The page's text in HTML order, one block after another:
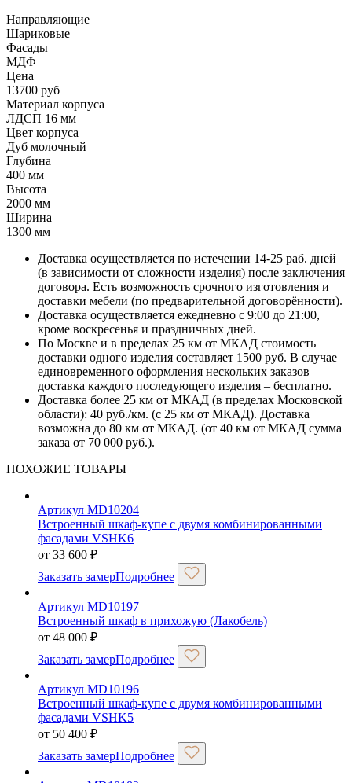
Направляющие
Шариковые
Фасады
МДФ
Цена
13700 руб
Материал корпуса
ЛДСП 16 мм
Цвет корпуса
Дуб молочный
Глубина
400 мм
Высота
2000 мм
Ширина
1300 мм
Доставка осуществляется по истечении 14-25 раб. дней
(в зависимости от сложности изделия) после заключения
договора. Есть возможность срочного изготовления и
доставки мебели (по предварительной договорённости).
Доставка осуществляется ежедневно с 9:00 до 21:00,
кроме воскресенья и праздничных дней.
По Москве и в пределах 25 км от МКАД стоимость
доставки одного изделия составляет 1500 руб. В случае
единовременного оформления нескольких заказов
доставка каждого последующего изделия – бесплатно.
Доставка более 25 км от МКАД (в пределах Московской
области): 40 руб./км. (с 25 км от МКАД). Доставка
возможна до 80 км от МКАД. (от 40 км от МКАД сумма
заказа от 70 000 руб.).
ПОХОЖИЕ ТОВАРЫ
Артикул MD10204
Встроенный шкаф-купе с двумя комбинированными
фасадами VSHK6
от 33 600 ₽
Заказать замерПодробнее
Артикул MD10197
Встроенный шкаф в прихожую (Лакобель)
от 48 000 ₽
Заказать замерПодробнее
Артикул MD10196
Встроенный шкаф-купе с двумя комбинированными
фасадами VSHK5
от 50 400 ₽
Заказать замерПодробнее